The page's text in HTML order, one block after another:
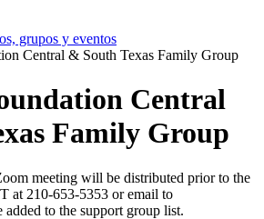
grupos y eventos
Central & South Texas Family Group
Central
Family Group
meeting will be distributed prior to the
at 210-653-5353 or email to
to the support group list.